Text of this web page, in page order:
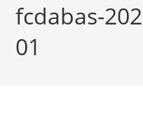
fcdabas-
01